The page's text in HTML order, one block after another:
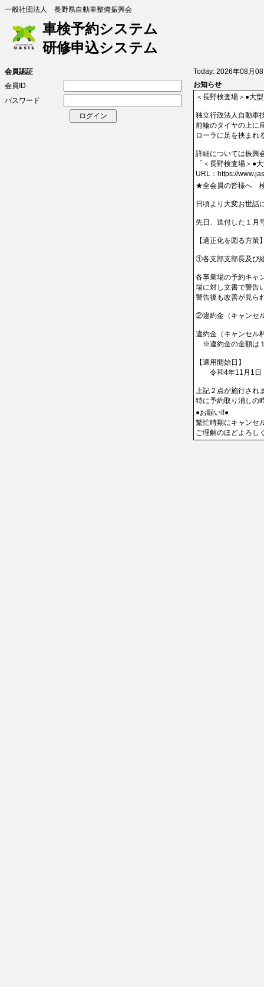
一般社団法人 長野県自動車整備振興会
車検予約システム
研修申込システム
会員認証
会員ID
パスワード
Today: 2026年08月
お知らせ
＜長野検査場＞●大
独立行政法人自動車
前輪のタイヤの上に
ローラに足を挟まれ
詳細については振興
「＜長野検査場＞●
★全会員の皆様へ　
日頃より大変お世話
先日、送付した１月
【適正化を図る方策
①各支部支部長及び
各事業場の予約キャ
場に対し文書で警告
警告後も改善が見ら
②違約金（キャンセ
違約金（キャンセル
※違約金の金額は
【適用開始日】
令和4年11月1日（
上記２点が施行され
特に予約取り消しの
●お願い!!●
繁忙時期にキャンセ
ご理解のほどよろし